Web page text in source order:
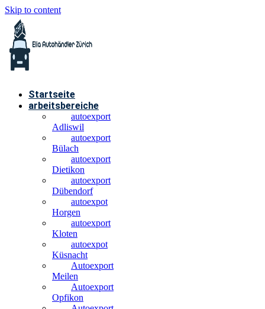
Skip to content
Startseite
arbeitsbereiche
autoexport
Adliswil
autoexport
Bülach
autoexport
Dietikon
autoexport
Dübendorf
autoexpot
Horgen
autoexport
Kloten
autoexpot
Küsnacht
Autoexport
Meilen
Autoexport
Opfikon